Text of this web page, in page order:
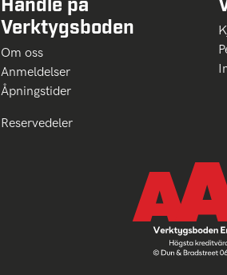
Verktygsboden
Om oss
Anmeldelser
Åpningstider
Reservedeler